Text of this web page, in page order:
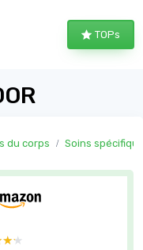
TOPs
du corps Soins